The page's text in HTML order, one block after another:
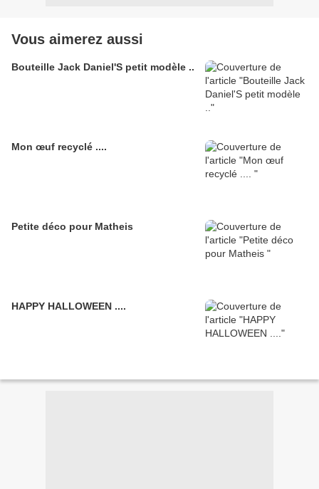
Vous aimerez aussi
Bouteille Jack Daniel'S petit modèle ..
Mon œuf recyclé ....
Petite déco pour Matheis
HAPPY HALLOWEEN ....